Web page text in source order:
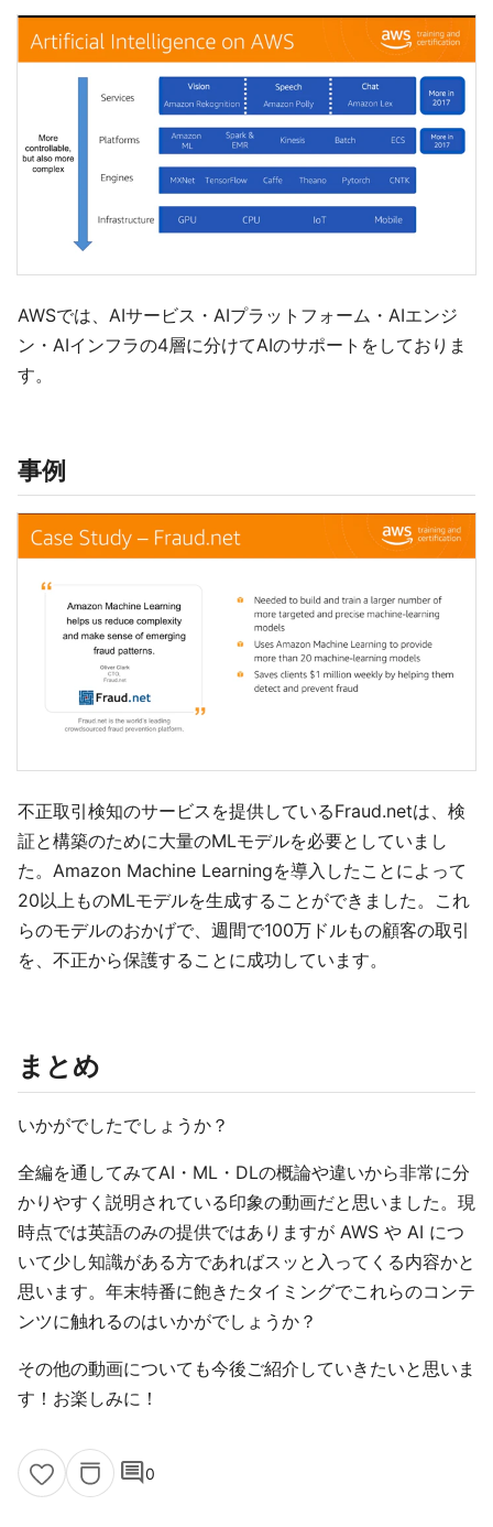
AWSでは、AIサービス・AIプラットフォーム・AIエンジ
ン・AIインフラの4層に分けてAIのサポートをしておりま
す。
事例
不正取引検知のサービスを提供しているFraud.netは、検
証と構築のために大量のMLモデルを必要としていまし
た。Amazon Machine Learningを導入したことによって
20以上ものMLモデルを生成することができました。これ
らのモデルのおかげで、週間で100万ドルもの顧客の取引
を、不正から保護することに成功しています。
まとめ
いかがでしたでしょうか？
全編を通してみてAI・ML・DLの概論や違いから非常に分
かりやすく説明されている印象の動画だと思いました。現
時点では英語のみの提供ではありますが AWS や AI につ
いて少し知識がある方であればスッと入ってくる内容かと
思います。年末特番に飽きたタイミングでこれらのコンテ
ンツに触れるのはいかがでしょうか？
その他の動画についても今後ご紹介していきたいと思いま
す！お楽しみに！
comment0